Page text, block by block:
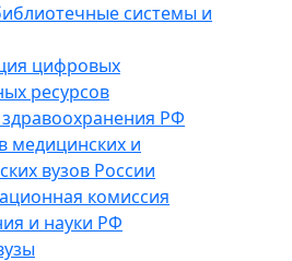
системы и
цифровых
ресурсов
РФ
медицинских и
вузов России
комиссия
и науки РФ